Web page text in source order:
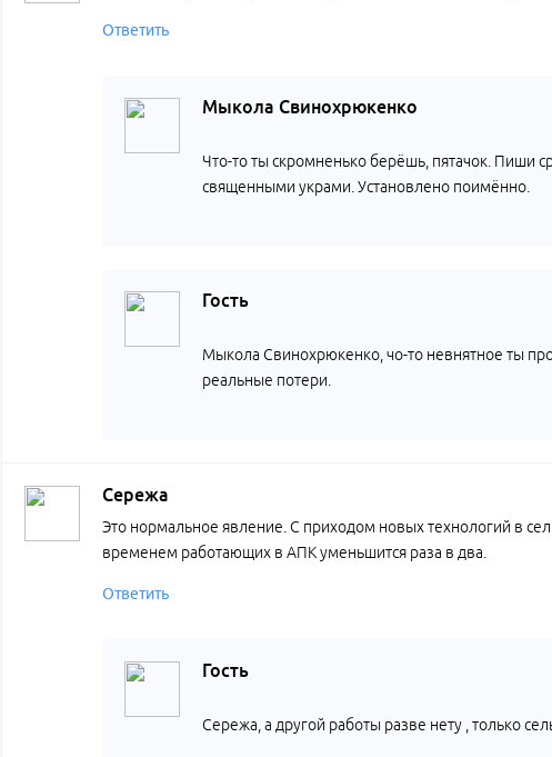
Ответить
Мыкола Свинохрюкенко
Что-то ты скромненько берёшь, пятачок. Пиши
священными украми. Установлено поимённо.
Гость
Мыкола Свинохрюкенко, чо-то невнятное ты
реальные потери.
Сережа
Это нормальное явление. С приходом новых технологий в
временем работающих в АПК уменьшится раза в два.
Ответить
Гость
Сережа, а другой работы разве нету , только